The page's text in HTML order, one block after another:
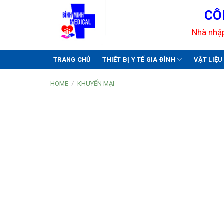
Nhà
TRANG CHỦ THIẾT BỊ Y TẾ GIA ĐÌNH VẬT
HOME / KHUYẾN MẠI